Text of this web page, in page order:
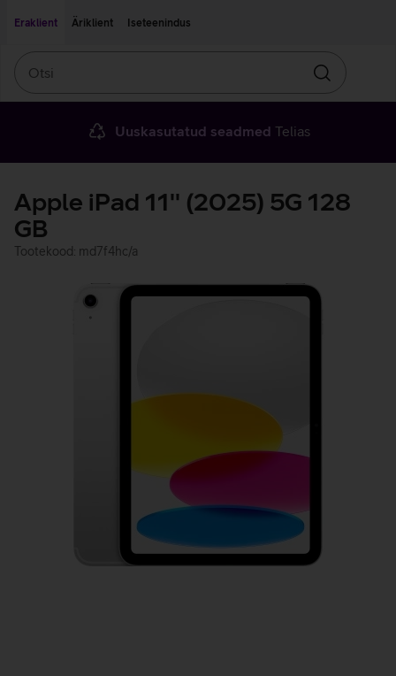
Eraklient
Äriklient Iseteenindus
Otsin
Uuskasutatud seadmed Telias
Apple iPad 11'' (2025) 5G 128
GB
Tootekood: md7f4hc/a